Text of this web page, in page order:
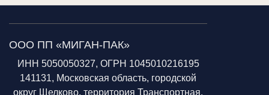
ООО ПП «МИГАН-ПАК»
ИНН 5050050327, ОГРН 1045010216195
141131, Московская область, городской
округ Щелково, территория Транспортная,